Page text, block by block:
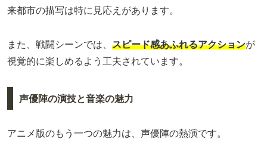
来都市の描写は特に見応えがあります。
また、戦闘シーンでは、 スピード感あふれるアクションが
視覚的に楽しめるよう工夫されています。
声優陣の演技と音楽の魅力
アニメ版のもう一つの魅力は、声優陣の熱演です。